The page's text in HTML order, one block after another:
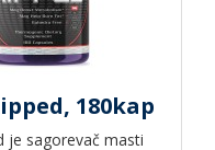
180kap
je sagorevač masti